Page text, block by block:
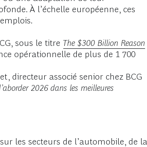
À l’échelle européenne, ces
sous le titre The $300 Billion Reason
opérationnelle de plus de 1 700
directeur associé senior chez BCG
2026 dans les meilleures
les secteurs de l’automobile, de la